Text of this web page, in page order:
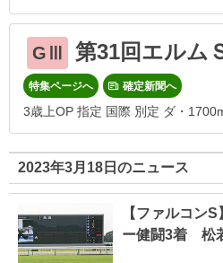
GⅢ 第31回エルム
特集ページへ 確定新聞へ
3歳上OP 指定 国際 別定 ダ・
2023年3月18日のニュース
【ファルコン
ー健闘3着 松